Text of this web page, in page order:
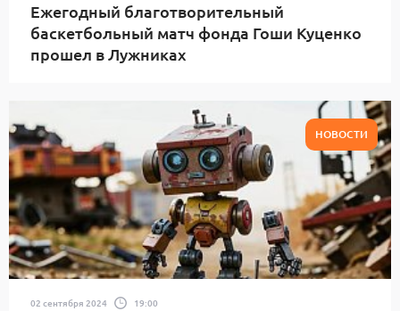
Ежегодный благотворительный
баскетбольный матч фонда Гоши Куценко
прошел в Лужниках
НОВОСТИ
02 сентября 2024 19:00